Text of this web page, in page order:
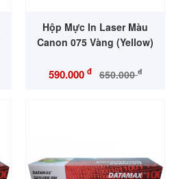
Hộp Mực In Laser Màu
Canon 075 Vàng (Yellow)
590.000 đ 650.000đ